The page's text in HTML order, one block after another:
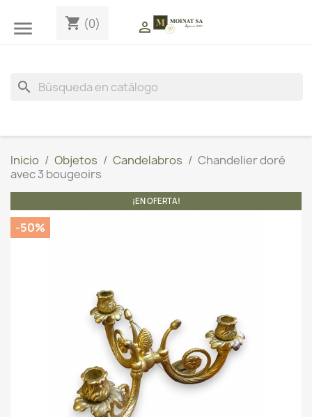
 shopping_cart (0) 
search
Inicio Objetos Candelabros
Chandelier doré
avec 3 bougeoirs
¡EN OFERTA!
-50%